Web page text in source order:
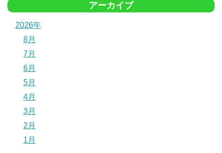
アーカイブ
2026年
8月
7月
6月
5月
4月
3月
2月
1月